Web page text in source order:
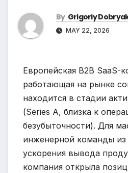
By Grigoriy
MAY 22, 2026
Европейская B2B SaaS-
работающая на рынке
находится в стадии
(Series A, близка к
безубыточности). Для
инженерной команды из
ускорения вывода
компания открыла